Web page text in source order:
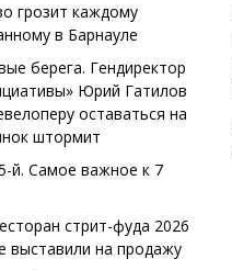
грозит каждому
в Барнауле
берега. Гендиректор
Юрий Гатилов
оставаться на
штормит
й. Самое важное к 7
стрит-фуда 2026
выставили на продажу